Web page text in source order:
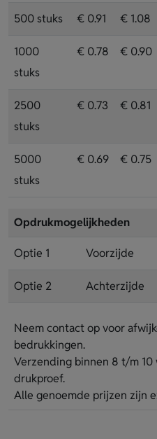
500 stuks € 0.91 € 1.08
1000
stuks
€ 0.78 € 0.90
2500
stuks
€ 0.73 € 0.81
5000
stuks
€ 0.69 € 0.75
Opdrukmogelijkheden
Optie 1 Voorzijde
Optie 2 Achterzijde
Neem contact op voor
bedrukkingen.
Verzending binnen 8 t/m 10
drukproef.
Alle genoemde prijzen zijn